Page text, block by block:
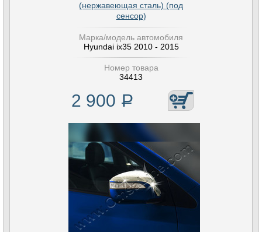
(нержавеющая сталь) (под
сенсор)
Марка/модель автомобиля
Hyundai ix35 2010 - 2015
Номер товара
34413
2 900 Р